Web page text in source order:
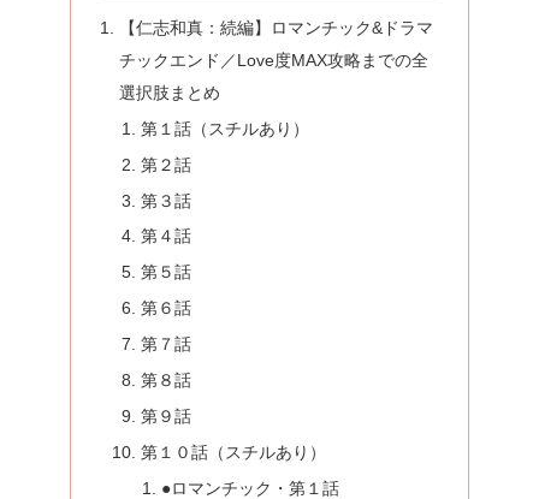
【仁志和真：続編】ロマンチック&ドラマ
チックエンド／Love度MAX攻略までの全
選択肢まとめ
第１話（スチルあり）
第２話
第３話
第４話
第５話
第６話
第７話
第８話
第９話
第１０話（スチルあり）
●ロマンチック・第１話